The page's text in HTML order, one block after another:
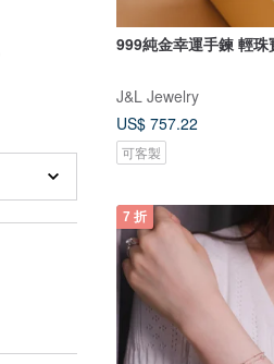
999純金幸運手鍊 輕珠
J&L Jewelry
US$ 757.22
可客製
7 折